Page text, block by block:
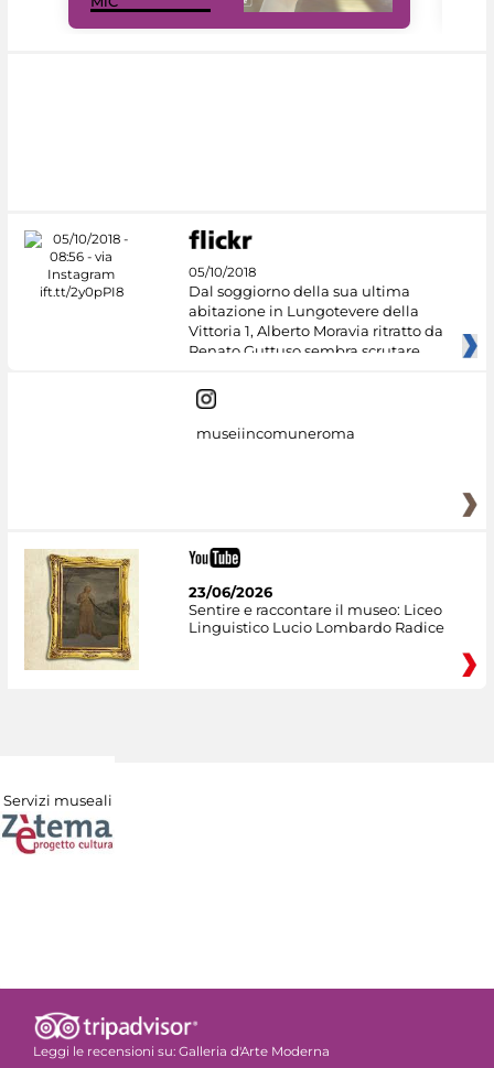
05/10/2018
Dal soggiorno della sua ultima
abitazione in Lungotevere della
Vittoria 1, Alberto Moravia ritratto da
Renato Guttuso sembra scrutare
museiincomuneroma
23/06/2026
Sentire e raccontare il museo: Liceo
Linguistico Lucio Lombardo Radice
Servizi museali
Leggi le recensioni su: Galleria d'Arte Moderna